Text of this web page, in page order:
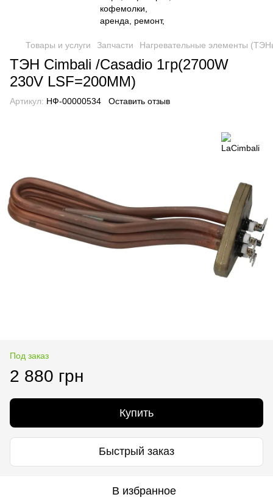
Товары и услуги Запчасти Нагревательные элементы
ТЭН Сimbali /Сasadio 1гр(2700W
230V LSF=200MM)
Артикул: НФ-00000534 Оставить отзыв
Под заказ
2 880 грн
Купить
Быстрый заказ
В избранное